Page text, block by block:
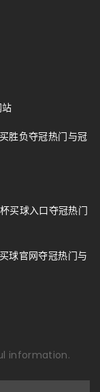
胜负夺冠热门与冠
买球入口夺冠热门
球官网夺冠热门与
information.